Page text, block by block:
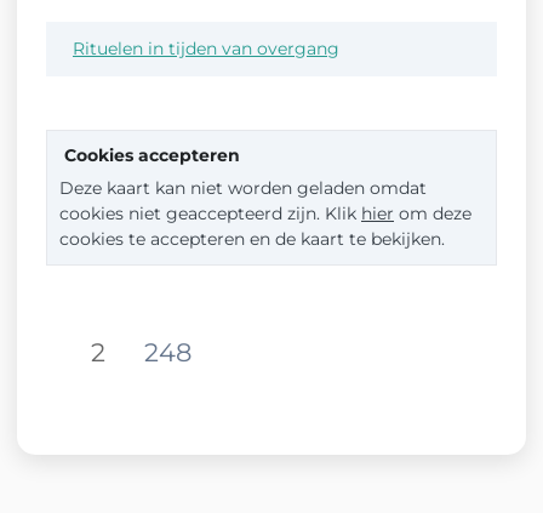
Rituelen in tijden van overgang
Cookies accepteren
Deze kaart kan niet worden geladen omdat
cookies niet geaccepteerd zijn. Klik hier om deze
cookies te accepteren en de kaart te bekijken.
2
248